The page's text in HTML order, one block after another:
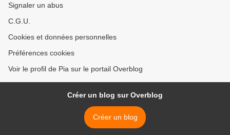
Signaler un abus
C.G.U.
Cookies et données personnelles
Préférences cookies
Voir le profil de Pia sur le portail Overblog
Créer un blog sur Overblog
Créer un blog